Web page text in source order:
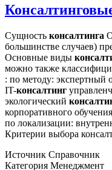
Сущность консалтинга
большинстве случаев)
Основные виды
можно также
: по методу:
IT-консалтинг
экологический
корпоративного
по локализации:
Критерии выбора
Источник Справочник
Категория Менеджмент